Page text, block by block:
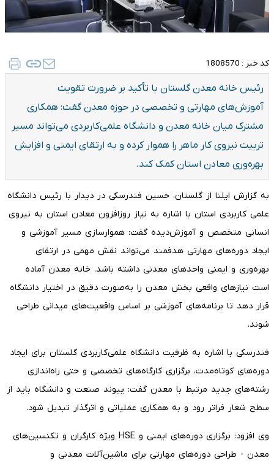
کد خبر : 1808570
رئیس خانه معدن گلستان با تأکید بر ضرورت تقویت
آموزش‌های مهارتی و تخصصی در حوزه معدن گفت: همکاری
مشترک میان خانه معدن و دانشگاه علمی‌کاربردی می‌تواند مسیر
تربیت نیروی کار ماهر را هموار کرده و به ارتقای ایمنی و افزایش
بهره‌وری معادن استان کمک کند.
به گزارش ایلنا از گلستان، حسین فندرسکی در دیدار با رئیس دانشگاه
علمی کاربردی استان با اشاره به نیاز روزافزون معادن استان به نیروی
انسانی متخصص و آموزش‌دیده گفت: هموارسازی مسیر آموزشی و
ایجاد دوره‌های مهارتی هدفمند می‌تواند نقش مهمی در ارتقای
بهره‌وری و ایمنی واحدهای معدنی داشته باشد. خانه معدن آماده
است نیازهای واقعی بخش معدن را به‌صورت دقیق در اختیار دانشگاه
قرار دهد تا برنامه‌های آموزشی بر اساس واقعیت‌های میدانی طراحی
شوند.
فندرسکی با اشاره به ظرفیت دانشگاه علمی‌کاربردی گلستان برای ایجاد
دوره‌های کوتاه‌مدت، برگزاری کارگاه‌های تخصصی و حتی راه‌اندازی
رشته‌های جدید مرتبط با معدن گفت: پیوند صنعت و دانشگاه باید از
سطح شعار فراتر رود و به همکاری عملیاتی و اثرگذار تبدیل شود.
وی افزود: برگزاری دوره‌های ایمنی و HSE ویژه کارگران و تکنسین‌های
معدن - طراحی دوره‌های مهارتی برای ماشین‌آلات معدنی و